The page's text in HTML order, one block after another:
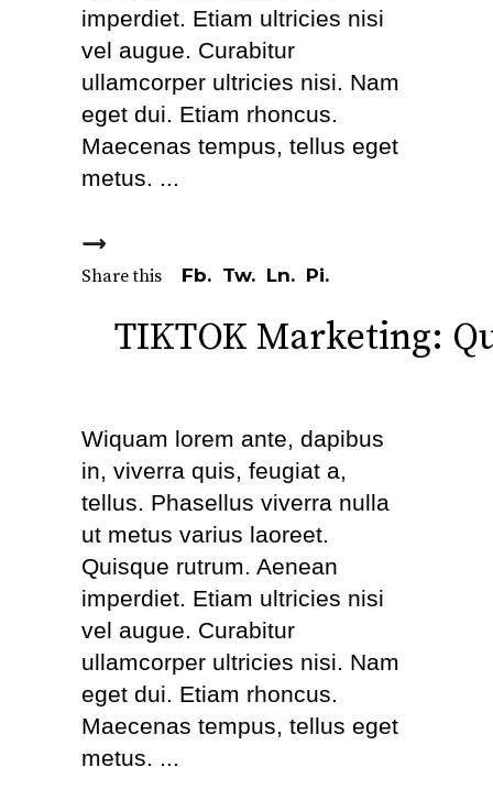
imperdiet. Etiam ultricies nisi
vel augue. Curabitur
ullamcorper ultricies nisi. Nam
eget dui. Etiam rhoncus.
Maecenas tempus, tellus eget
metus.
Share this Fb. Tw. Ln. Pi.
TIKTOK Marketing:
Wiquam lorem ante, dapibus
in, viverra quis, feugiat a,
tellus. Phasellus viverra nulla
ut metus varius laoreet.
Quisque rutrum. Aenean
imperdiet. Etiam ultricies nisi
vel augue. Curabitur
ullamcorper ultricies nisi. Nam
eget dui. Etiam rhoncus.
Maecenas tempus, tellus eget
metus.